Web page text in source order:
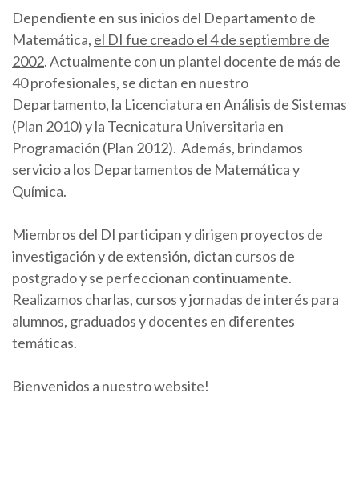
Dependiente en sus inicios del Departamento de
Matemática, el DI fue creado el 4 de septiembre de
2002. Actualmente con un plantel docente de más de
40 profesionales, se dictan en nuestro
Departamento, la Licenciatura en Análisis de Sistemas
(Plan 2010) y la Tecnicatura Universitaria en
Programación (Plan 2012). Además, brindamos
servicio a los Departamentos de Matemática y
Química.
Miembros del DI participan y dirigen proyectos de
investigación y de extensión, dictan cursos de
postgrado y se perfeccionan continuamente.
Realizamos charlas, cursos y jornadas de interés para
alumnos, graduados y docentes en diferentes
temáticas.
Bienvenidos a nuestro website!